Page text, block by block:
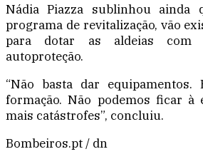
Nádia Piazza sublinhou ainda
programa de revitalização, vão
para dotar as aldeias com
autoproteção.
“Não basta dar equipamentos.
formação. Não podemos ficar à
mais catástrofes”, concluiu.
Bombeiros.pt / dn